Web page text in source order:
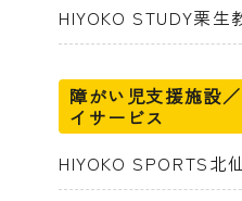
HIYOKO STUDY栗生
障がい児支援施設
イサービス
HIYOKO SPORTS北